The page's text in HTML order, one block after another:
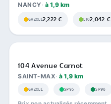
NANCY à 1,9 km
GAZOLE2,222 € E102,042 €
104 Avenue Carnot
SAINT-MAX à 1,9 km
GAZOLE SP95 SP98